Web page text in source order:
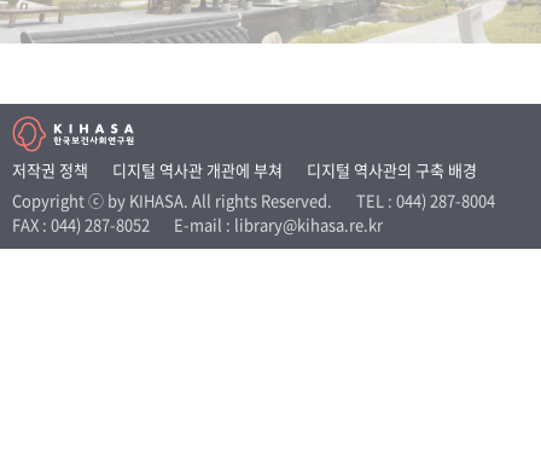
VR 역사관
저작권 정책 디지털 역사관 개관에 부쳐
디지털 역사관의 구축 배경
Copyright ⓒ by KIHASA. All rights Reserved.
TEL : 044) 287-8004
FAX : 044) 287-8052
E-mail : library@kihasa.re.kr